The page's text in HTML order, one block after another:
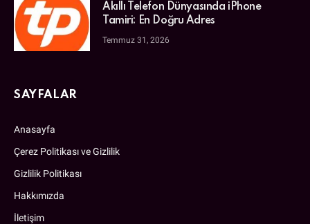
Akıllı Telefon Dünyasında iPhone
Tamiri: En Doğru Adres
Temmuz 31, 2026
SAYFALAR
Anasayfa
Çerez Politikası ve Gizlilik
Gizlilik Politikası
Hakkımızda
İletişim